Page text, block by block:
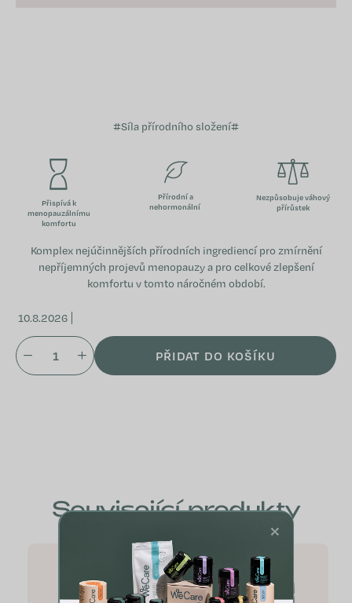
#Síla přírodního složení#
Přispívá k
menopauzálnímu
komfortu
Přírodní a
nehormonální
Nezpůsobuje váhový
přírůstek
Komplex nejúčinnějších přírodních ingrediencí pro zmírnění
nepříjemných projevů menopauzy a pro celkové zlepšení
komfortu v tomto náročném období.
10.8.2026
PŘIDAT DO KOŠÍKU
Související produkty
×